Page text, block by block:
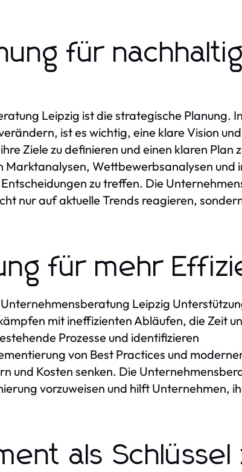
für
Leipzig ist die strategische Planung.
ist es wichtig, eine klare Vision
Ziele zu definieren und einen klaren Plan
Marktanalysen, Wettbewerbsanalysen und
zu treffen. Die
nur auf aktuelle Trends reagieren,
für mehr
Leipzig
mit ineffizienten Abläufen, die Zeit
Prozesse und identifizieren
von Best Practices und
und Kosten senken. Die
vorzuweisen und hilft Unternehmen,
als Schlüssel